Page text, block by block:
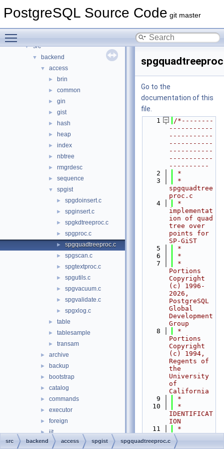
PostgreSQL Source Code git master
▼ Files
▼ src
▼ backend
▼ access
► brin
► common
► gin
► gist
► hash
► heap
► index
► nbtree
► rmgrdesc
► sequence
▼ spgist
► spgdoinsert.c
► spginsert.c
► spgkdtreeproc.c
► spgproc.c
► spgquadtreeproc.c
► spgscan.c
► spgtextproc.c
► spgutils.c
► spgvacuum.c
► spgvalidate.c
► spgxlog.c
► table
► tablesample
► transam
► archive
► backup
► bootstrap
► catalog
► commands
► executor
► foreign
► jit
► lib
Go to the
documentation of this
file.
    1
/*--------
-----------
-----------
-----------
-----------
-----------
----------
    2
*
    3
*
spgquadtree
proc.c
    4
*
implementat
ion of quad
tree over
points for
SP-GiST
    5
*
    6
*
    7
*
Portions
Copyright
(c) 1996-
2026,
PostgreSQL
Global
Development
Group
    8
*
Portions
Copyright
(c) 1994,
Regents of
the
University
of
California
    9
*
   10
*
IDENTIFICAT
ION
   11
*
src/backend
/access/spg
src backend access spgist spgquadtreeproc.c